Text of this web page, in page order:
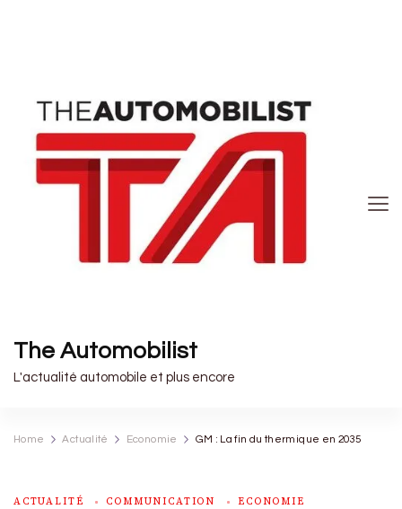
The Automobilist
L'actualité automobile et plus encore
Home Actualité Economie GM : La fin du thermique en 2035
ACTUALITÉ COMMUNICATION
ECONOMIE